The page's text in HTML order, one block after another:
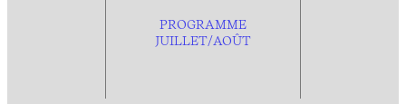
PROGRAMME
JUILLET/AOÛT